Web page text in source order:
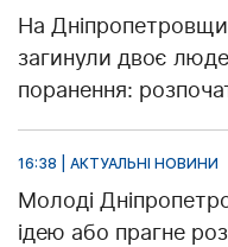
На
загинули двоє
поранення:
16:38 | АКТУАЛЬНІ НОВИНИ
Молоді
ідею або прагне